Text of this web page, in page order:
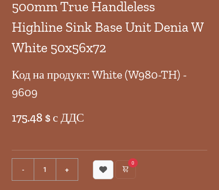
500mm True Handleless
Highline Sink Base Unit Denia W
White 50x56x72
Код на продукт: White (W980-TH) -
9609
175.48 $ с ДДС
0